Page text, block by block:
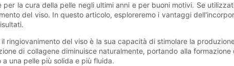
la cura della pelle negli ultimi anni e per buoni motivi. Se
del viso. In questo articolo, esploreremo i vantaggi
ringiovanimento del viso è la sua capacità di stimolare la
di collagene diminuisce naturalmente, portando alla
una pelle più solida e più fluida.